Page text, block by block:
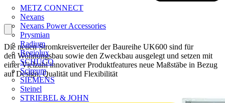
METZ CONNECT
Nexans
Nexans Power Accessories
Prysmian
Radium
Regiolux
SCHÜCO
Scireum
SIEMENS
Steinel
STRIEBEL & JOHN
Die neuen Stromkreisverteiler der Baureihe UK600 sind für
den Wohnungsbau sowie den Zweckbau ausgelegt und setzen mit
einer Vielzahl innovativer Produktfeatures neue Maßstäbe in Bezug
auf Design, Qualität und Flexibilität